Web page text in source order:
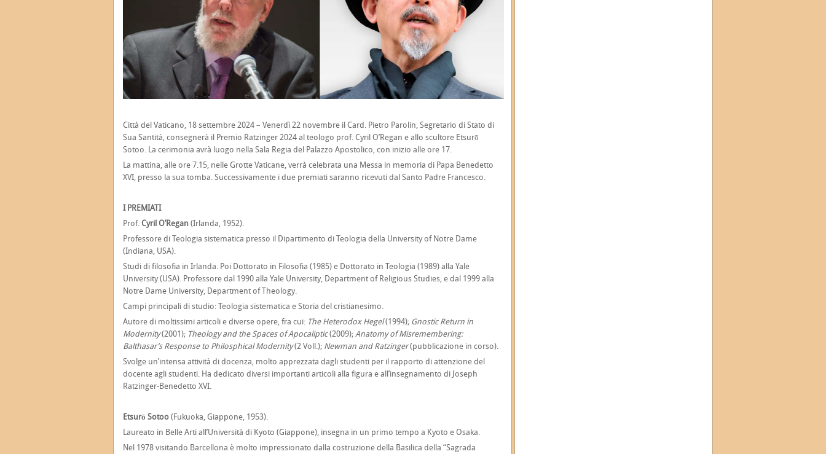
Città del Vaticano, 18 settembre 2024 – Venerdì 22 novembre il Card. Pietro Parolin, Segretario di Stato di
Sua Santità, consegnerà il Premio Ratzinger 2024 al teologo prof. Cyril O’Regan e allo scultore Etsurō
Sotoo. La cerimonia avrà luogo nella Sala Regia del Palazzo Apostolico, con inizio alle ore 17.
La mattina, alle ore 7.15, nelle Grotte Vaticane, verrà celebrata una Messa in memoria di Papa Benedetto
XVI, presso la sua tomba. Successivamente i due premiati saranno ricevuti dal Santo Padre Francesco.
I PREMIATI
Prof. Cyril O’Regan (Irlanda, 1952).
Professore di Teologia sistematica presso il Dipartimento di Teologia della University of Notre Dame
(Indiana, USA).
Studi di filosofia in Irlanda. Poi Dottorato in Filosofia (1985) e Dottorato in Teologia (1989) alla Yale
University (USA). Professore dal 1990 alla Yale University, Department of Religious Studies, e dal 1999 alla
Notre Dame University, Department of Theology.
Campi principali di studio: Teologia sistematica e Storia del cristianesimo.
Autore di moltissimi articoli e diverse opere, fra cui: The Heterodox Hegel(1994); Gnostic Return in
Modernity(2001); Theology and the Spaces of Apocaliptic(2009); Anatomy of Misremembering:
Balthasar’s Response to Philosphical Modernity(2 Voll.); Newman and Ratzinger(pubblicazione in corso).
Svolge un’intensa attività di docenza, molto apprezzata dagli studenti per il rapporto di attenzione del
docente agli studenti. Ha dedicato diversi importanti articoli alla figura e all’insegnamento di Joseph
Ratzinger-Benedetto XVI.
Etsurō Sotoo (Fukuoka, Giappone, 1953).
Laureato in Belle Arti all’Università di Kyoto (Giappone), insegna in un primo tempo a Kyoto e Osaka.
Nel 1978 visitando Barcellona è molto impressionato dalla costruzione della Basilica della “Sagrada